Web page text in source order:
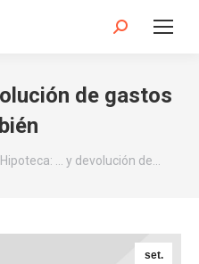
Search:
de gastos
Hipoteca: … y devolución de…
set.